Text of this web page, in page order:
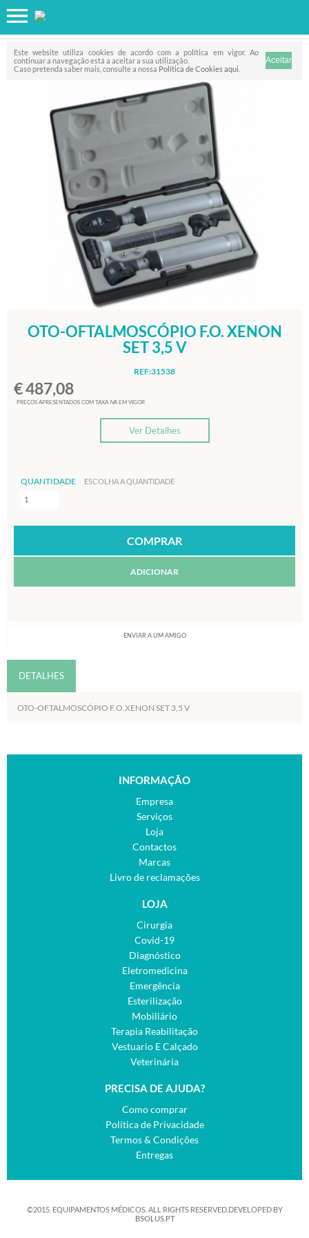
Este website utiliza cookies de acordo com a política em vigor. Ao
continuar a navegação está a aceitar a sua utilização.
Caso pretenda saber mais, consulte a nossa Política de Cookies aqui
OTO-OFTALMOSCÓPIO F.O. XENON
SET 3,5 V
REF:31538
€ 487,08
PREÇOS APRESENTADOS COM TAXA IVA EM VIGOR
Ver Detalhes
QUANTIDADE ESCOLHA A QUANTIDADE
ADICIONAR
ENVIAR A UM AMIGO
DETALHES
OTO-OFTALMOSCÓPIO F.O.XENON SET 3,5 V
INFORMAÇÃO
Empresa
Serviços
Loja
Contactos
Marcas
Livro de reclamações
LOJA
Cirurgia
Covid-19
Diagnóstico
Eletromedicina
Emergência
Esterilização
Mobiliário
Terapia Reabilitação
Vestuario E Calçado
Veterinária
PRECISA DE AJUDA?
Como comprar
Política de Privacidade
Termos & Condições
Entregas
©2015. EQUIPAMENTOS MÉDICOS. ALL RIGHTS RESERVED.DEVELOPED BY
BSOLUS.PT